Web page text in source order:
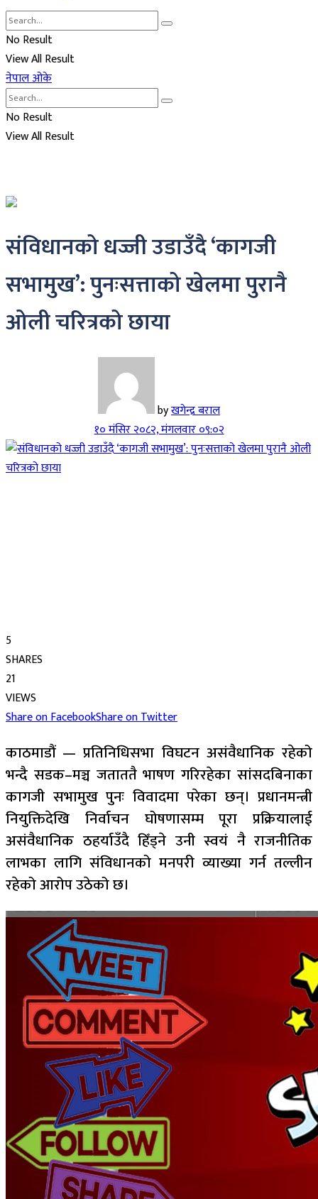
No Result
View All Result
नेपाल ओके
No Result
View All Result
संविधानको धज्जी उडाउँदै ‘कागजी
सभामुख’: पुनःसत्ताको खेलमा पुरानै
ओली चरित्रको छाया
byखगेन्द्र बराल
१० मंसिर २०८२, मंगलवार ०९:०२
5
SHARES
21
VIEWS
Share on FacebookShare on Twitter
काठमाडौं — प्रतिनिधिसभा विघटन असंवैधानिक रहेको
भन्दै सडक–मञ्च जताततै भाषण गरिरहेका सांसदबिनाका
कागजी सभामुख पुनः विवादमा परेका छन्। प्रधानमन्त्री
नियुक्तिदेखि निर्वाचन घोषणासम्म पूरा प्रक्रियालाई
असंवैधानिक ठहर्याउँदै हिँड्ने उनी स्वयं नै राजनीतिक
लाभका लागि संविधानको मनपरी व्याख्या गर्न तल्लीन
रहेको आरोप उठेको छ।